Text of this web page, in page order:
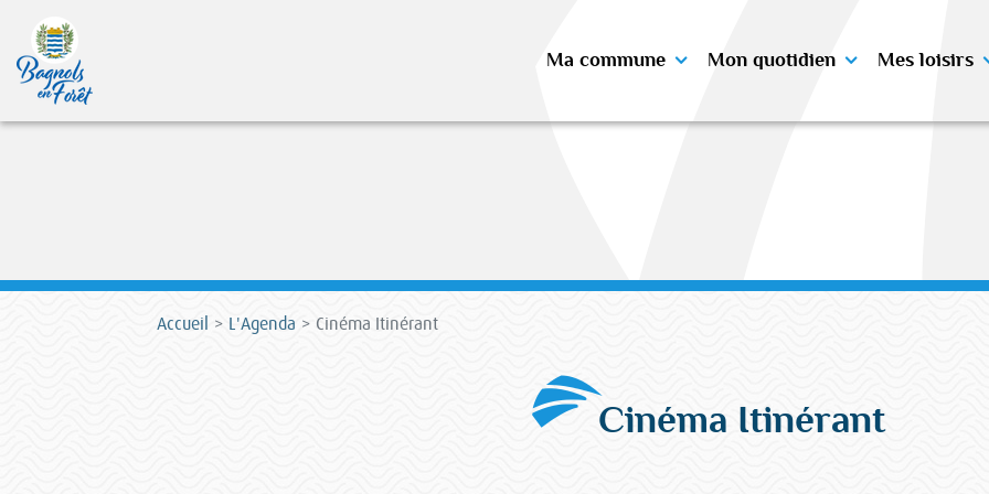
Ma commune Mon quotidien Mes loisirs
Accueil L'Agenda Cinéma Itinérant
Cinéma Itinérant